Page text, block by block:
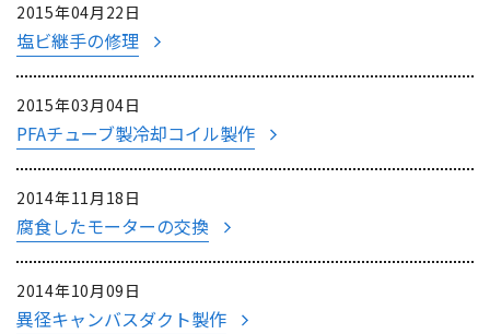
2015年04月22日
塩ビ継手の修理
2015年03月04日
PFAチューブ製冷却コイル製作
2014年11月18日
腐食したモーターの交換
2014年10月09日
異径キャンバスダクト製作